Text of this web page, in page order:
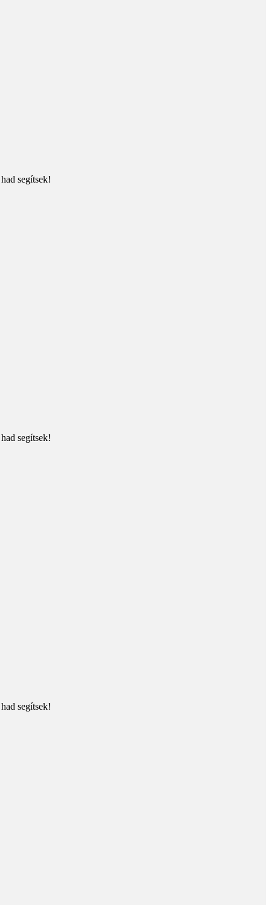
segítsek!
segítsek!
segítsek!